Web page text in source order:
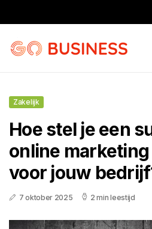
Zakelijk
Hoe stel je een
online
voor jouw
7 oktober 2025 2 min leestijd